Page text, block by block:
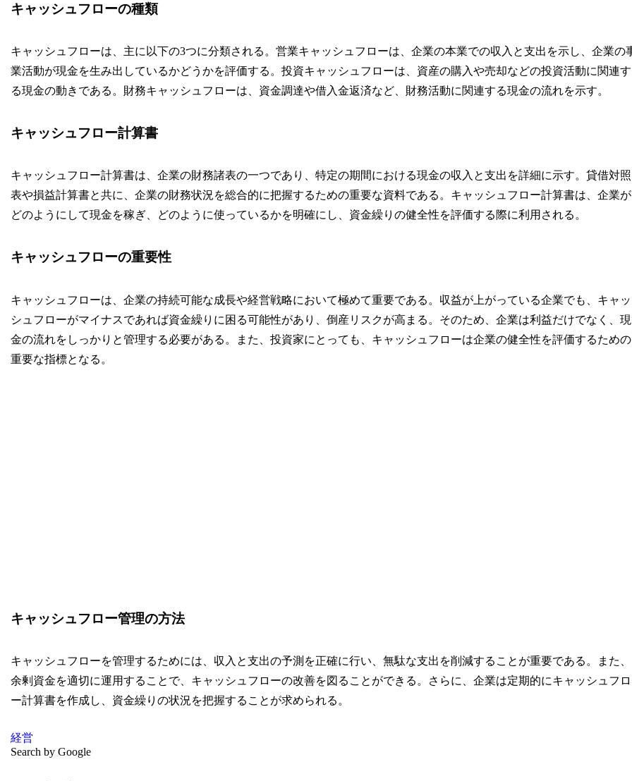
キャッシュフローの種類
キャッシュフローは、主に以下の3つに分類される。営業キャッシュフローは、企業の本業での収入と支出を示し、企業の
業活動が現金を生み出しているかどうかを評価する。投資キャッシュフローは、資産の購入や売却などの投資活動に関連す
る現金の動きである。財務キャッシュフローは、資金調達や借入金返済など、財務活動に関連する現金の流れを示す。
キャッシュフロー計算書
キャッシュフロー計算書は、企業の財務諸表の一つであり、特定の期間における現金の収入と支出を詳細に示す。貸借対照
表や損益計算書と共に、企業の財務状況を総合的に把握するための重要な資料である。キャッシュフロー計算書は、企業が
どのようにして現金を稼ぎ、どのように使っているかを明確にし、資金繰りの健全性を評価する際に利用される。
キャッシュフローの重要性
キャッシュフローは、企業の持続可能な成長や経営戦略において極めて重要である。収益が上がっている企業でも、キャッ
シュフローがマイナスであれば資金繰りに困る可能性があり、倒産リスクが高まる。そのため、企業は利益だけでなく、現
金の流れをしっかりと管理する必要がある。また、投資家にとっても、キャッシュフローは企業の健全性を評価するための
重要な指標となる。
キャッシュフロー管理の方法
キャッシュフローを管理するためには、収入と支出の予測を正確に行い、無駄な支出を削減することが重要である。また、
余剰資金を適切に運用することで、キャッシュフローの改善を図ることができる。さらに、企業は定期的にキャッシュフロ
ー計算書を作成し、資金繰りの状況を把握することが求められる。
経営
Search by Google